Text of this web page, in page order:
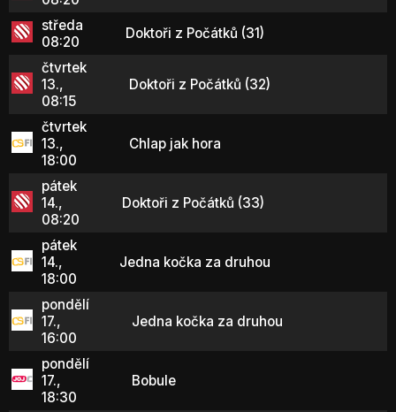
středa
08:20
Doktoři z Počátků (31)
čtvrtek
13.,
08:15
Doktoři z Počátků (32)
čtvrtek
13.,
18:00
Chlap jak hora
pátek
14.,
08:20
Doktoři z Počátků (33)
pátek
14.,
18:00
Jedna kočka za druhou
pondělí
17.,
16:00
Jedna kočka za druhou
pondělí
17.,
18:30
Bobule